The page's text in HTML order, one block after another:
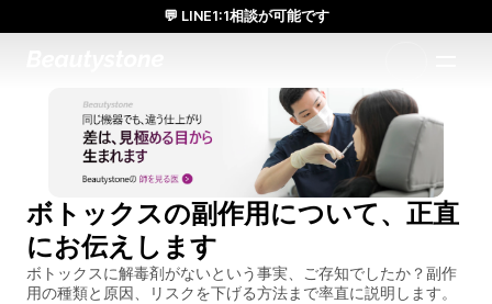
ボトックスの副作用について、正直
にお伝えします
ボトックスに解毒剤がないという事実、ご存知でしたか？副作
用の種類と原因、リスクを下げる方法まで率直に説明します。
💬 LINE1:1相談が可能です
日本人通訳常駐／お得な体験価格／満足度の高い効果